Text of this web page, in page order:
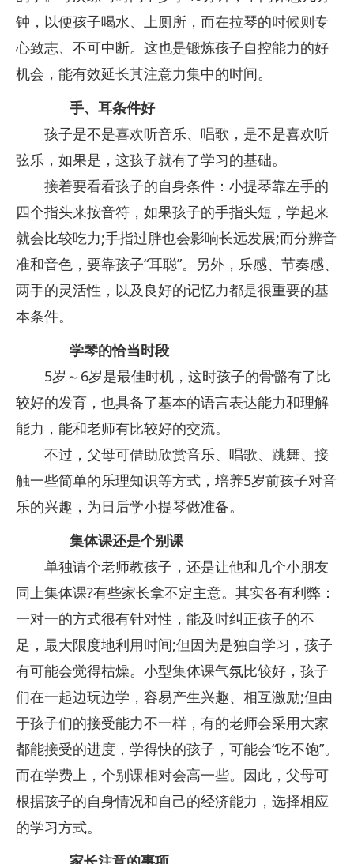
钟，以便孩子喝水、上厕所，而在拉琴的时候则专
心致志、不可中断。这也是锻炼孩子自控能力的好
机会，能有效延长其注意力集中的时间。
手、耳条件好
孩子是不是喜欢听音乐、唱歌，是不是喜欢听
弦乐，如果是，这孩子就有了学习的基础。
接着要看看孩子的自身条件：小提琴靠左手的
四个指头来按音符，如果孩子的手指头短，学起来
就会比较吃力;手指过胖也会影响长远发展;而分辨音
准和音色，要靠孩子“耳聪”。另外，乐感、节奏感、
两手的灵活性，以及良好的记忆力都是很重要的基
本条件。
学琴的恰当时段
5岁～6岁是最佳时机，这时孩子的骨骼有了比
较好的发育，也具备了基本的语言表达能力和理解
能力，能和老师有比较好的交流。
不过，父母可借助欣赏音乐、唱歌、跳舞、接
触一些简单的乐理知识等方式，培养5岁前孩子对音
乐的兴趣，为日后学小提琴做准备。
集体课还是个别课
单独请个老师教孩子，还是让他和几个小朋友
同上集体课?有些家长拿不定主意。其实各有利弊：
一对一的方式很有针对性，能及时纠正孩子的不
足，最大限度地利用时间;但因为是独自学习，孩子
有可能会觉得枯燥。小型集体课气氛比较好，孩子
们在一起边玩边学，容易产生兴趣、相互激励;但由
于孩子们的接受能力不一样，有的老师会采用大家
都能接受的进度，学得快的孩子，可能会“吃不饱”。
而在学费上，个别课相对会高一些。因此，父母可
根据孩子的自身情况和自己的经济能力，选择相应
的学习方式。